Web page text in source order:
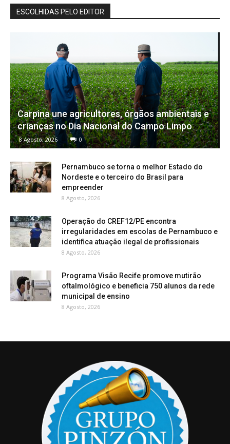
ESCOLHIDAS PELO EDITOR
Carpina une agricultores, órgãos ambientais e
crianças no Dia Nacional do Campo Limpo
8 Agosto, 2026 0
Pernambuco se torna o melhor Estado do
Nordeste e o terceiro do Brasil para
empreender
8 Agosto, 2026
Operação do CREF12/PE encontra
irregularidades em escolas de Pernambuco e
identifica atuação ilegal de profissionais
8 Agosto, 2026
Programa Visão Recife promove mutirão
oftalmológico e beneficia 750 alunos da rede
municipal de ensino
8 Agosto, 2026